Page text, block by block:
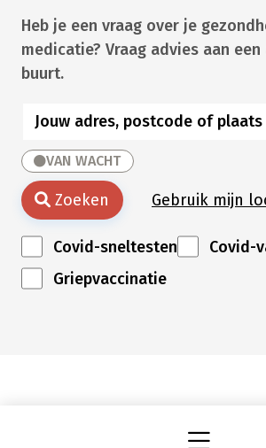
Heb je een vraag over je
medicatie? Vraag advies aan
buurt.
VAN WACHT
Zoeken Gebruik mijn
Covid-sneltesten
Covid-
Griepvaccinatie